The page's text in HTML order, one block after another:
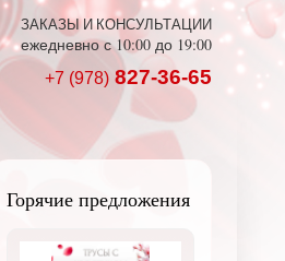
ЗАКАЗЫ И КОНСУЛЬТАЦИИ
ежедневно с 10:00 до 19:00
+7 (978) 827-36-65
Горячие предложения